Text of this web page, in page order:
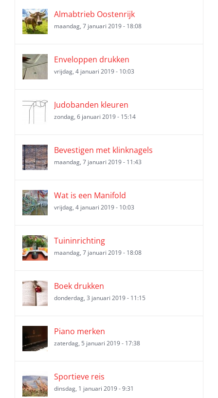
Almabtrieb Oostenrijk
maandag, 7 januari 2019 - 18:08
Enveloppen drukken
vrijdag, 4 januari 2019 - 10:03
Judobanden kleuren
zondag, 6 januari 2019 - 15:14
Bevestigen met klinknagels
maandag, 7 januari 2019 - 11:43
Wat is een Manifold
vrijdag, 4 januari 2019 - 10:03
Tuininrichting
maandag, 7 januari 2019 - 18:08
Boek drukken
donderdag, 3 januari 2019 - 11:15
Piano merken
zaterdag, 5 januari 2019 - 17:38
Sportieve reis
dinsdag, 1 januari 2019 - 9:31